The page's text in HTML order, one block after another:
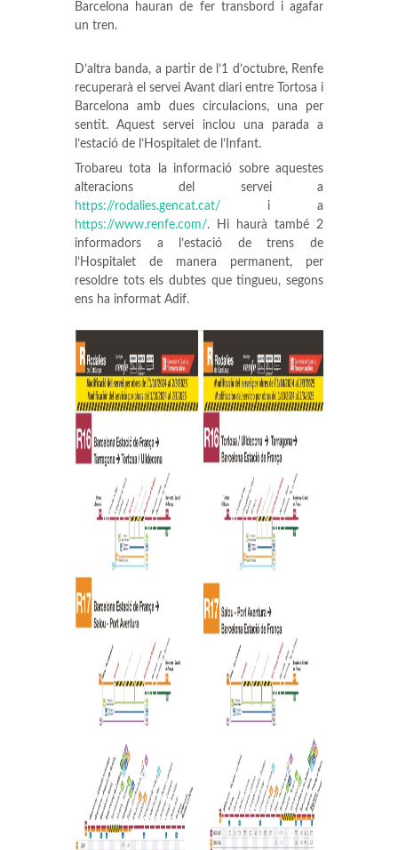
Barcelona hauran de fer transbord i agafar
un tren.
D’altra banda, a partir de l’1 d’octubre, Renfe
recuperarà el servei Avant diari entre Tortosa i
Barcelona amb dues circulacions, una per
sentit. Aquest servei inclou una parada a
l’estació de l’Hospitalet de l’Infant.
Trobareu tota la informació sobre aquestes
alteracions del servei a
https://rodalies.gencat.cat/ i a
https://www.renfe.com/. Hi haurà també 2
informadors a l’estació de trens de
l’Hospitalet de manera permanent, per
resoldre tots els dubtes que tingueu, segons
ens ha informat Adif.